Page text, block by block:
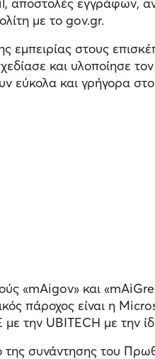
αποστολές εγγράφων,
με το gov.gr.
εμπειρίας στους
και υλοποίησε
εύκολα και γρήγορα
«mAigov» και
πάροχος είναι η
την UBITECH με την
της συνάντησης